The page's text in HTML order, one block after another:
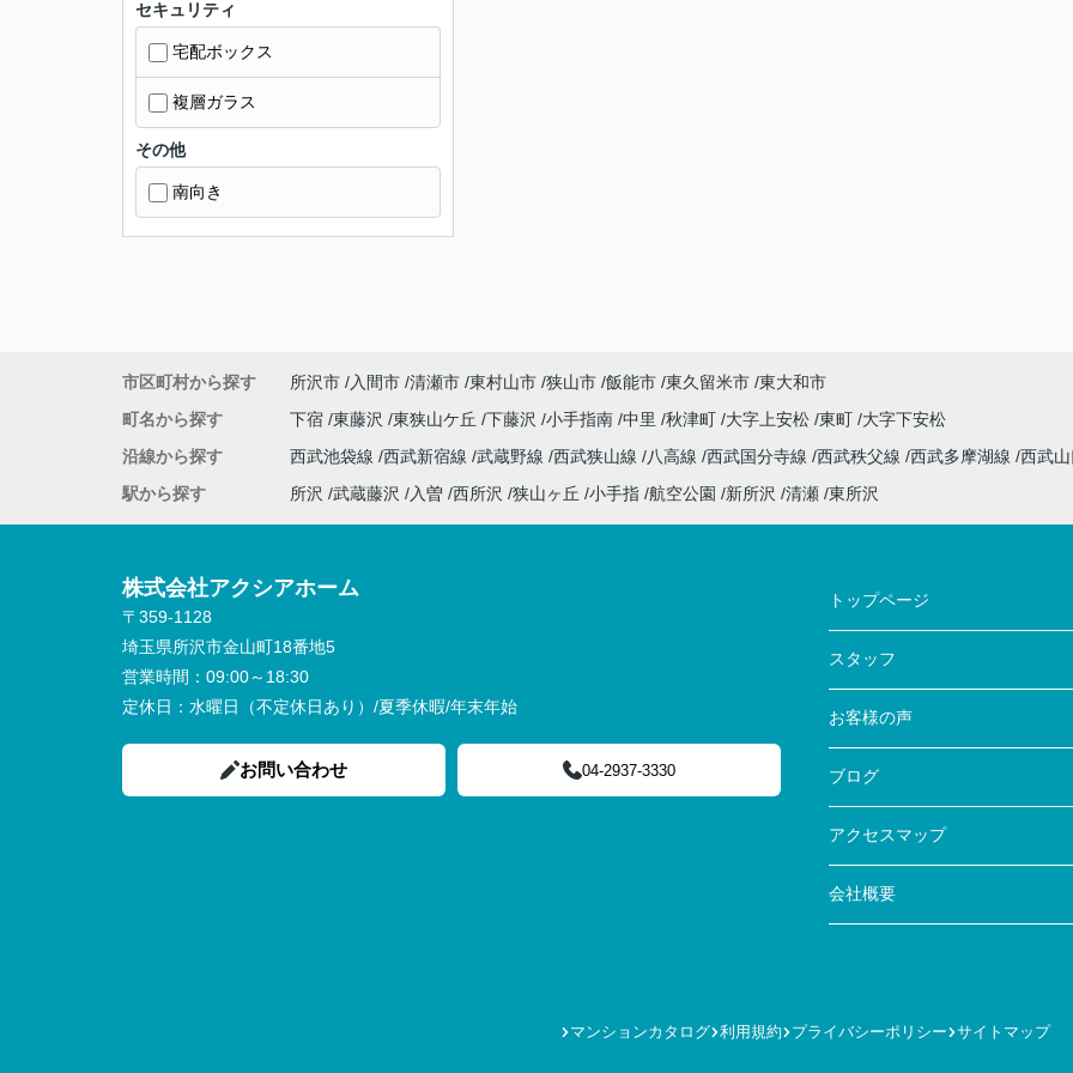
セキュリティ
宅配ボックス
複層ガラス
その他
南向き
市区町村から探す 所沢市 入間市 清瀬市 東村山市 狭山市 飯能市 東久留米市 東大和市
町名から探す
下宿 東藤沢 東狭山ケ丘 下藤沢 小手指南 中里 秋津町 大字上安松 東町 大字下安松
沿線から探す
西武池袋線 西武新宿線 武蔵野線 西武狭山線 八高線 西武国分寺線 西武秩父線 西武多摩湖線 西武
駅から探す
所沢 武蔵藤沢 入曽 西所沢 狭山ヶ丘 小手指 航空公園 新所沢 清瀬 東所沢
株式会社アクシアホーム
〒359-1128
埼玉県所沢市金山町18番地5
営業時間： 09:00～18:30
定休日： 水曜日（不定休日あり）/夏季休暇/年末年始
お問い合わせ 04-2937-3330
トップページ
スタッフ
お客様の声
ブログ
アクセスマップ
会社概要
マンションカタログ 利用規約 プライバシーポリシー サイトマップ